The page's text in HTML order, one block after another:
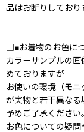
品はお断りしており
□■お着物のお色に
カラーサンプルの
めておりますが
お使いの環境（モ
が実物と若干異なる
予めご了承ください。
お色についての疑